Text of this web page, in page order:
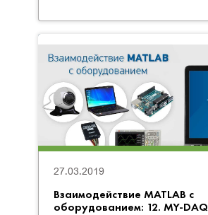
Взаимодействие MATLAB с
оборудованием: 12. MY-DAQ
27.03.2019